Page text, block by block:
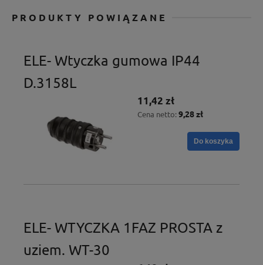
PRODUKTY POWIĄZANE
ELE- Wtyczka gumowa IP44
D.3158L
11,42 zł
Cena netto: 9,28 zł
Do koszyka
ELE- WTYCZKA 1FAZ PROSTA z
uziem. WT-30